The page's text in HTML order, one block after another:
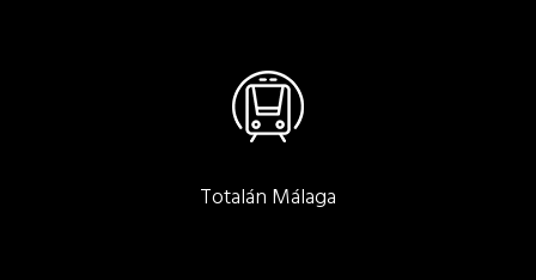
Totalán Málaga